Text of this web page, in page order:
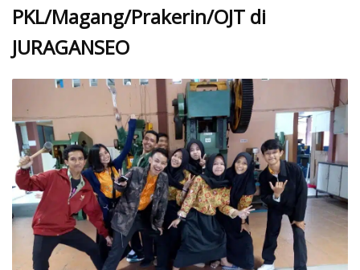
PKL/Magang/Prakerin/OJT di
JURAGANSEO